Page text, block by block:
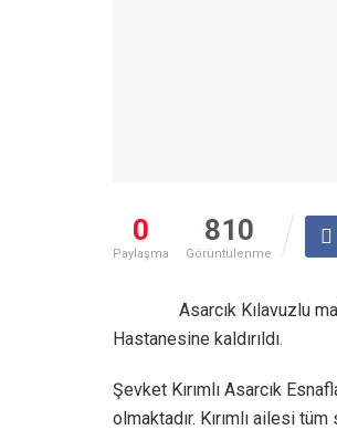
0
Paylaşma
810
Görüntülenme
Asarcık Kılavuzlu
Hastanesine kaldırıldı.
Şevket Kırımlı Asarcık
olmaktadır. Kırımlı ailesi